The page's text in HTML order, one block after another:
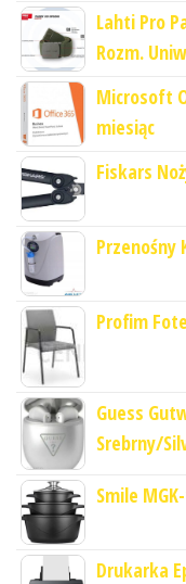
Lahti Pro
Rozm.
Microsoft
miesiąc
Fiskars
Przenośny
Profim
Guess
Srebrny/
Smile
Drukarka